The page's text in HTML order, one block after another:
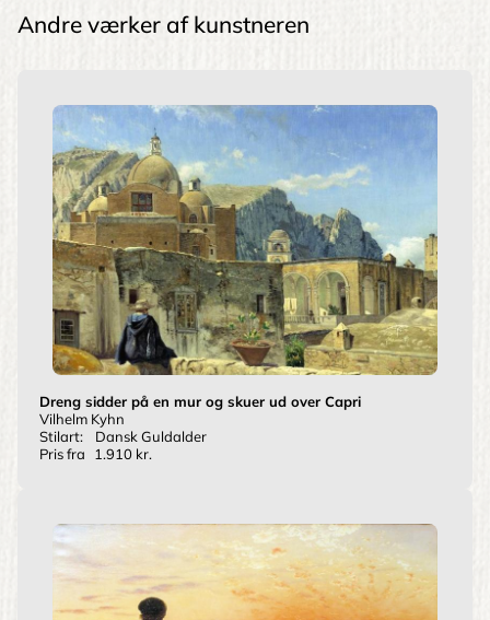
Andre værker af kunstneren
Dreng sidder på en mur og skuer ud over Capri
Vilhelm Kyhn
Stilart:
Dansk Guldalder
Pris fra
1.910 kr.